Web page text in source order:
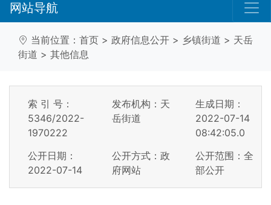
网站导航
当前位置： 首页 > 政府信息公开 > 乡镇街道 > 天岳
街道 > 其他信息
索 引 号：
5346/2022-
1970222
发布机构：天
岳街道
生成日期：
2022-07-14
08:42:05.0
公开日期：
2022-07-14
公开方式：政
府网站
公开范围：全
部公开